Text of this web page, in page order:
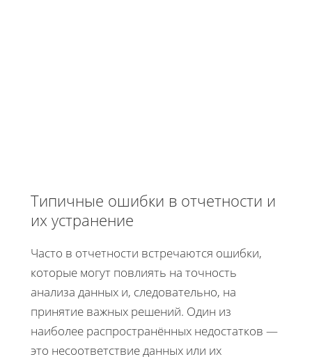
Типичные ошибки в отчетности и
их устранение
Часто в отчетности встречаются ошибки,
которые могут повлиять на точность
анализа данных и, следовательно, на
принятие важных решений. Один из
наиболее распространённых недостатков —
это несоответствие данных или их